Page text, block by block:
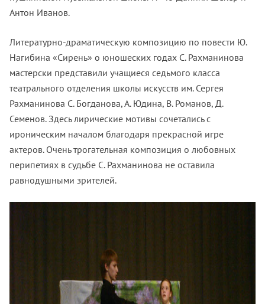
Антон Иванов.
Литературно-драматическую композицию по повести Ю.
Нагибина «Сирень» о юношеских годах С. Рахманинова
мастерски представили учащиеся седьмого класса
театрального отделения школы искусств им. Сергея
Рахманинова С. Богданова, А. Юдина, В. Романов, Д.
Семенов. Здесь лирические мотивы сочетались с
ироническим началом благодаря прекрасной игре
актеров. Очень трогательная композиция о любовных
перипетиях в судьбе С. Рахманинова не оставила
равнодушными зрителей.